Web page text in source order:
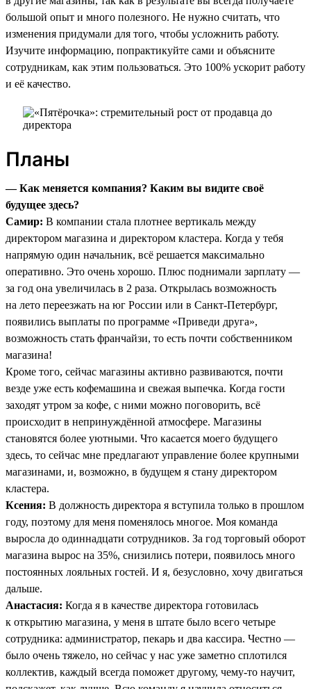
большой опыт и много полезного. Не нужно считать, что
изменения придумали для того, чтобы усложнить работу.
Изучите информацию, попрактикуйте сами и объясните
сотрудникам, как этим пользоваться. Это 100% ускорит работу
и её качество.
Планы
— Как меняется компания? Каким вы видите своё
будущее здесь?
Самир: В компании стала плотнее вертикаль между
директором магазина и директором кластера. Когда у тебя
напрямую один начальник, всё решается максимально
оперативно. Это очень хорошо. Плюс поднимали зарплату —
за год она увеличилась в 2 раза. Открылась возможность
на лето переезжать на юг России или в Санкт-Петербург,
появились выплаты по программе «Приведи друга»,
возможность стать франчайзи, то есть почти собственником
магазина!
Кроме того, сейчас магазины активно развиваются, почти
везде уже есть кофемашина и свежая выпечка. Когда гости
заходят утром за кофе, с ними можно поговорить, всё
происходит в непринуждённой атмосфере. Магазины
становятся более уютными. Что касается моего будущего
здесь, то сейчас мне предлагают управление более крупными
магазинами, и, возможно, в будущем я стану директором
кластера.
Ксения: В должность директора я вступила только в прошлом
году, поэтому для меня поменялось многое. Моя команда
выросла до одиннадцати сотрудников. За год торговый оборот
магазина вырос на 35%, снизились потери, появилось много
постоянных лояльных гостей. И я, безусловно, хочу двигаться
дальше.
Анастасия: Когда я в качестве директора готовилась
к открытию магазина, у меня в штате было всего четыре
сотрудника: администратор, пекарь и два кассира. Честно —
было очень тяжело, но сейчас у нас уже заметно сплотился
коллектив, каждый всегда поможет другому, чему-то научит,